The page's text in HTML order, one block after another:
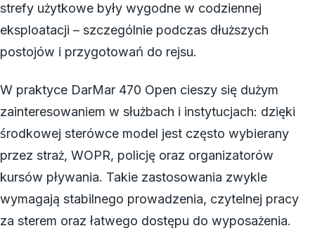
strefy użytkowe były wygodne w codziennej
eksploatacji – szczególnie podczas dłuższych
postojów i przygotowań do rejsu.
W praktyce DarMar 470 Open cieszy się dużym
zainteresowaniem w służbach i instytucjach: dzięki
środkowej sterówce model jest często wybierany
przez straż, WOPR, policję oraz organizatorów
kursów pływania. Takie zastosowania zwykle
wymagają stabilnego prowadzenia, czytelnej pracy
za sterem oraz łatwego dostępu do wyposażenia.